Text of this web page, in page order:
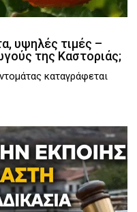
υψηλές τιμές –
της Καστοριάς;
καταγράφεται